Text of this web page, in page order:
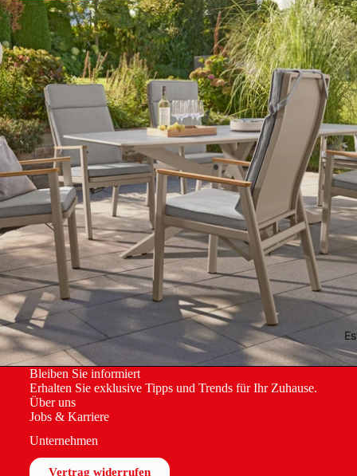
Bleiben Sie informiert
Erhalten Sie exklusive Tipps und Trends für Ihr Zuhause.
Über uns
Jobs & Karriere
Unternehmen
Vertrag widerrufen
Datenschutzerklärung
Kontaktinformationen
Widerrufsrecht